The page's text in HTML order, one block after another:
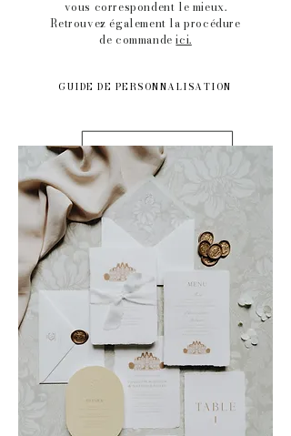
vous correspondent le mieux.
Retrouvez également la procédure
de commandeici.
GUIDE DE PERSONNALISATION